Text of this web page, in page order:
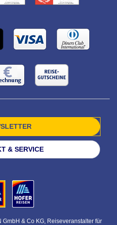
& SERVICE
GmbH & Co KG, Reiseveranstalter für